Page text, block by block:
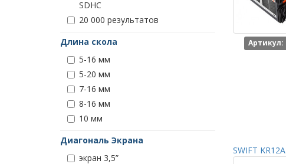
SDHC
20 000 результатов
Длина скола
5-16 мм
5-20 мм
7-16 мм
8-16 мм
10 мм
Диагональ Экрана
экран 3,5”
Артикул:
SWIFT